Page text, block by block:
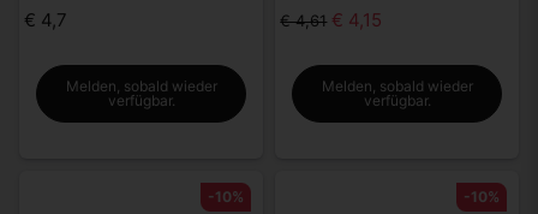
€ 4,7
Melden, sobald wieder
verfügbar.
€ 4,61 € 4,15
Melden, sobald wieder
verfügbar.
-10% -10%